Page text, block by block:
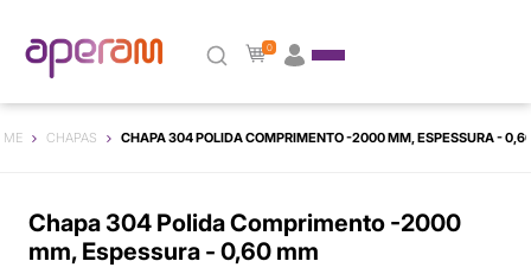
0
CHAPAS CHAPA 304 POLIDA COMPRIMENTO -2000 MM, ESPESSURA -
Chapa 304 Polida Comprimento -2000
mm, Espessura - 0,60 mm